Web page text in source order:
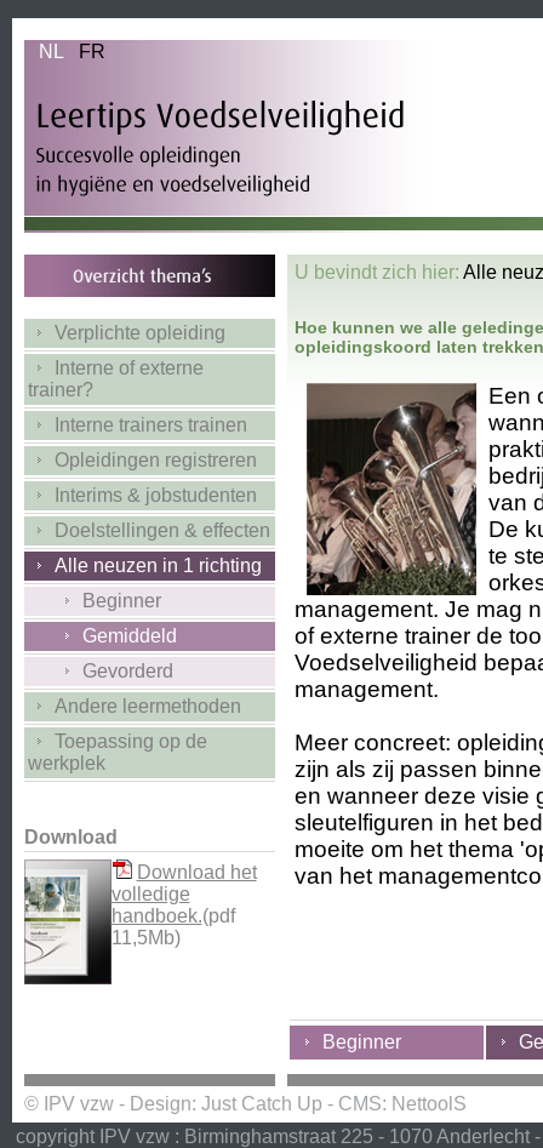
NL FR
Verplichte opleiding
Interne of externe
trainer?
Interne trainers trainen
Opleidingen registreren
Interims & jobstudenten
Doelstellingen & effecten
Alle neuzen in 1 richting
Beginner
Gemiddeld
Gevorderd
Andere leermethoden
Toepassing op de
werkplek
Download
Download het
volledige
handboek.(pdf
11,5Mb)
U bevindt zich hier: Alle
Hoe kunnen we alle
opleidingskoord laten
Een
van
De
te
management. Je mag
of externe trainer de
Voedselveiligheid
management.
Meer concreet:
zijn als zij passen
en wanneer deze visie
sleutelfiguren in het
moeite om het thema
van het
Beginner
© IPV vzw - Design: Just Catch Up - CMS: NettoolS
copyright IPV vzw : Birminghamstraat 225 - 1070 Anderlecht